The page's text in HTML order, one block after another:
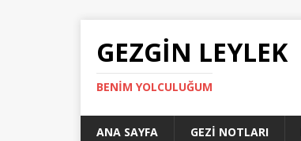
GEZGIN LEYLEK
BENIM YOLCULUĞUM
ANA SAYFA GEZI NOTLARI